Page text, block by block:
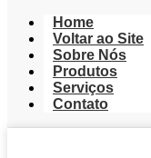
Home
Voltar ao Site
Sobre Nós
Produtos
Serviços
Contato